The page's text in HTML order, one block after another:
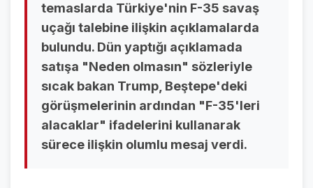
SON DAKİKA HABERLERİ
VİDEO GALERİ
FOTO GALERİ
GALERİLER
VİDEO GALERİ
FOTO GALERİ
temaslarda Türkiye'nin F-35 savaş
uçağı talebine ilişkin açıklamalarda
bulundu. Dün yaptığı açıklamada
satışa "Neden olmasın" sözleriyle
sıcak bakan Trump, Beştepe'deki
görüşmelerinin ardından "F-35'leri
alacaklar" ifadelerini kullanarak
sürece ilişkin olumlu mesaj verdi.